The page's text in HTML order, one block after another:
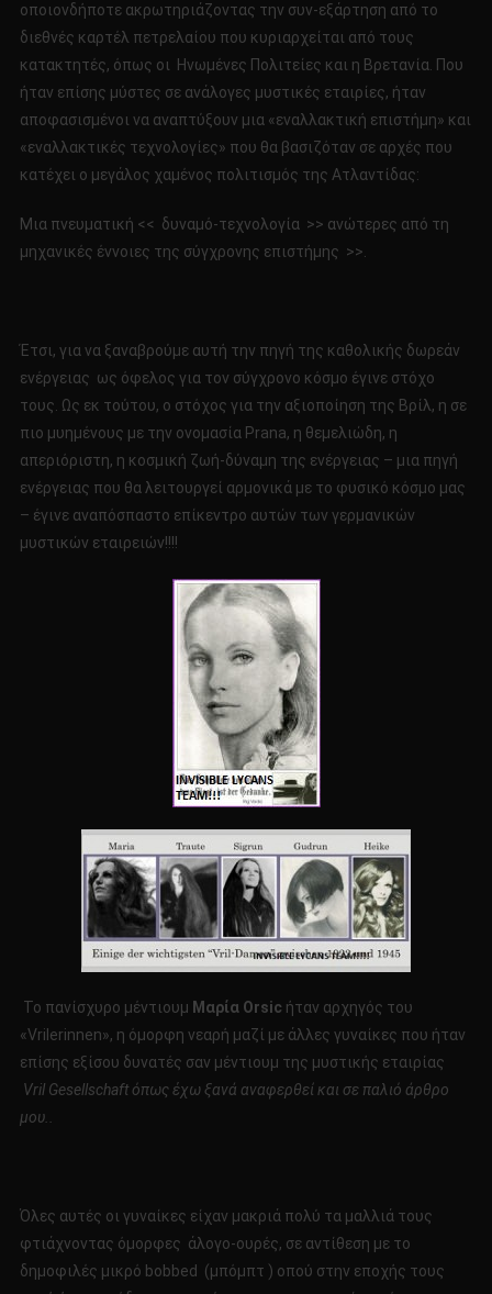
οποιονδήποτε ακρωτηριάζοντας την συν-εξάρτηση από το
διεθνές καρτέλ πετρελαίου που κυριαρχείται από τους
κατακτητές, όπως οι Ηνωμένες Πολιτείες και η Βρετανία. Που
ήταν επίσης μύστες σε ανάλογες μυστικές εταιρίες, ήταν
αποφασισμένοι να αναπτύξουν μια «εναλλακτική επιστήμη» και
«εναλλακτικές τεχνολογίες» που θα βασιζόταν σε αρχές που
κατέχει ο μεγάλος χαμένος πολιτισμός της Ατλαντίδας:
Μια πνευματική << δυναμό-τεχνολογία >> ανώτερες από τη
μηχανικές έννοιες της σύγχρονης επιστήμης >>.
Έτσι, για να ξαναβρούμε αυτή την πηγή της καθολικής δωρεάν
ενέργειας ως όφελος για τον σύγχρονο κόσμο έγινε στόχο
τους. Ως εκ τούτου, ο στόχος για την αξιοποίηση της Βρίλ, η σε
πιο μυημένους με την ονομασία Prana, η θεμελιώδη, η
απεριόριστη, η κοσμική ζωή-δύναμη της ενέργειας – μια πηγή
ενέργειας που θα λειτουργεί αρμονικά με το φυσικό κόσμο μας
– έγινε αναπόσπαστο επίκεντρο αυτών των γερμανικών
μυστικών εταιρειών!!!!
Το πανίσχυρο μέντιουμ Μαρία Orsic ήταν αρχηγός του
«Vrilerinnen», η όμορφη νεαρή μαζί με άλλες γυναίκες που ήταν
επίσης εξίσου δυνατές σαν μέντιουμ της μυστικής εταιρίας
Vril Gesellschaftόπως έχω ξανά αναφερθεί και σε παλιό άρθρο
μου..
Όλες αυτές οι γυναίκες είχαν μακριά πολύ τα μαλλιά τους
φτιάχνοντας όμορφες άλογο-ουρές, σε αντίθεση με το
δημοφιλές μικρό bobbed (μπόμπτ ) οπού στην εποχής τους